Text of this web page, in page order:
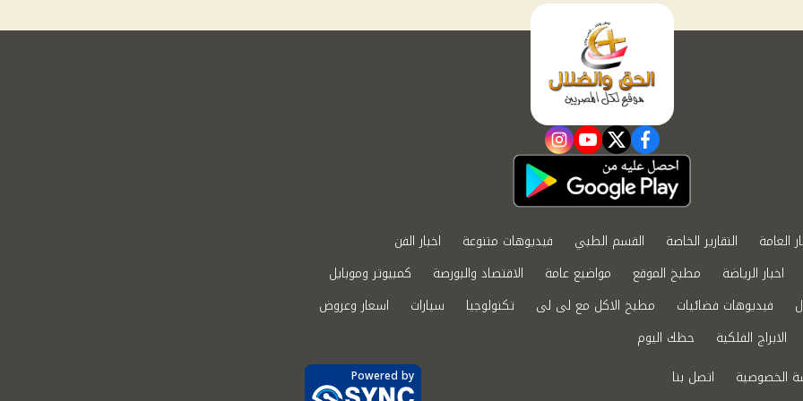
facebook
twitter
youtube
instagram
العامة التقارير الخاصة القسم الطبي فيديوهات متنوعة
اخبار الفن
اخبار الرياضة
مطبخ الموقع مواضيع عامة الاقتصاد والبورصة
كمبيوتر وموبايل
فيديوهات فضائيات مطبخ الاكل مع لى لى تكنولوجيا سيارات
اسعار وعروض
الابراج الفلكية
حظك اليوم
الخصوصية
اتصل بنا Powered by